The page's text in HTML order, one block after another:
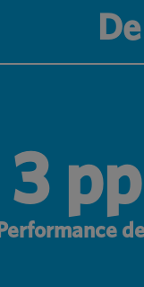
3
Performance